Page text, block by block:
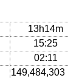
13h14m
15:25
02:11
149,484,303